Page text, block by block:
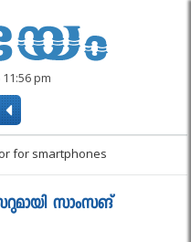
pm
for smartphones
സാംസങ്